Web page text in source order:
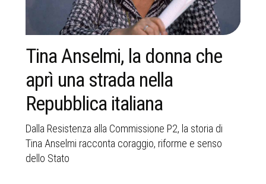
Tina Anselmi, la donna che
aprì una strada nella
Repubblica italiana
Dalla Resistenza alla Commissione P2, la storia di
Tina Anselmi racconta coraggio, riforme e senso
dello Stato